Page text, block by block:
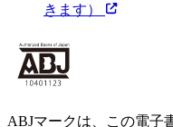
きます）
ABJマークは、この電子